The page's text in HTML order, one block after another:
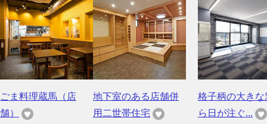
ごま料理蔵馬（店
舗）
地下室のある店舗併
用二世帯住宅
格子柄の大きな
ら日が注ぐ...